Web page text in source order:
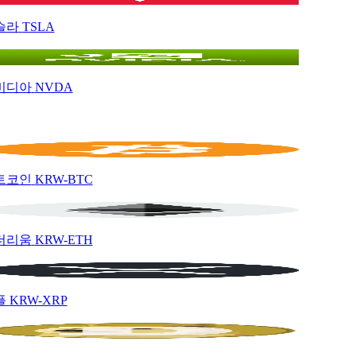
라 TSLA
디아 NVDA
코인 KRW-BTC
리움 KRW-ETH
KRW-XRP